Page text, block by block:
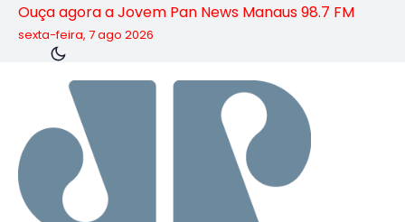
Ouça agora a Jovem Pan News Manaus 98.7 FM
sexta-feira, 7 ago 2026